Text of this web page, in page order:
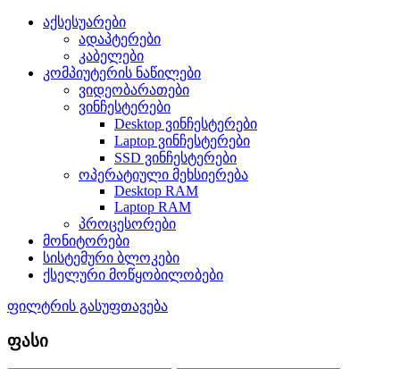
აქსესუარები
ადაპტერები
კაბელები
კომპიუტერის ნაწილები
ვიდეობარათები
ვინჩესტერები
Desktop ვინჩესტერები
Laptop ვინჩესტერები
SSD ვინჩესტერები
ოპერატიული მეხსიერება
Desktop RAM
Laptop RAM
პროცესორები
მონიტორები
სისტემური ბლოკები
ქსელური მოწყობილობები
ფილტრის გასუფთავება
ფასი